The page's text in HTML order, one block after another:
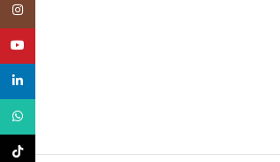
TikTok